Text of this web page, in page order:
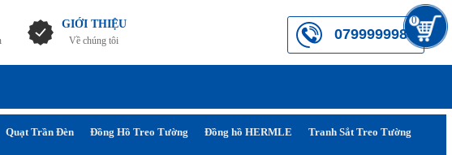
0
GIỚI THIỆU
Về chúng tôi 0799999984
Quạt Trần Đèn Đồng Hồ Treo Tường Đồng hồ HERMLE Tranh Sắt Treo Tường